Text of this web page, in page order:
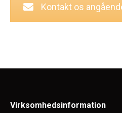
Kontakt os
Virksomhedsinformation